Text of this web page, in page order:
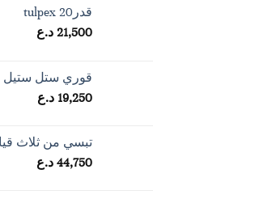
قدرtulpex 20
21,500 د.ع
قوري ستل ستيل
19,250 د.ع
تبسي من ثلاث قياسات
44,750 د.ع